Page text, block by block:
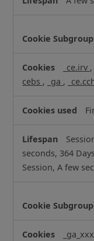
_ce.irv ,
cebs , _ga ,
seconds, 364
Session, A few